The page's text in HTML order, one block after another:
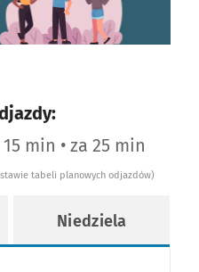
min • za 25 min
tabeli planowych odjazdów)
Niedziela